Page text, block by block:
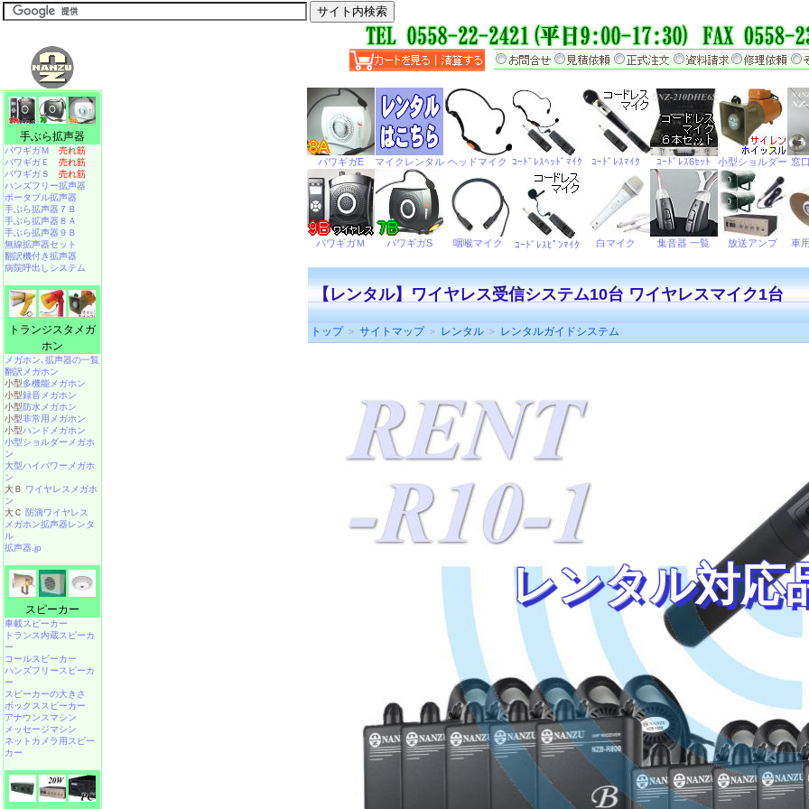
【レンタル】ワイヤレス受信システム10台 ワイヤレスマイク1台
トップ＞ サイトマップ＞ レンタル＞ レンタルガイドシステム
レンタル対応
手ぶら拡声器
パワギガＭ 売れ筋
パワギガＥ 売れ筋
パワギガＳ 売れ筋
ハンズフリー拡声器
ポータブル拡声器
手ぶら拡声器７Ｂ
手ぶら拡声器８Ａ
手ぶら拡声器９Ｂ
無線拡声器セット
翻訳機付き拡声器
病院呼出しシステム
トランジスタメガ
ホン
メガホン､拡声器の一覧
翻訳メガホン
小型多機能メガホン
小型録音メガホン
小型防水メガホン
小型非常用メガホン
小型ハンドメガホン
小型ショルダーメガホ
ン
大型ハイパワーメガホ
ン
大Ｂ ワイヤレスメガホ
ン
大Ｃ 防滴ワイヤレス
メガホン拡声器レンタ
ル
拡声器.jp
スピーカー
車載スピーカー
トランス内蔵スピーカ
ー
コールスピーカー
ハンズフリースピーカ
ー
スピーカーの大きさ
ボックススピーカー
アナウンスマシン
メッセージマシン
ネットカメラ用スピー
カー